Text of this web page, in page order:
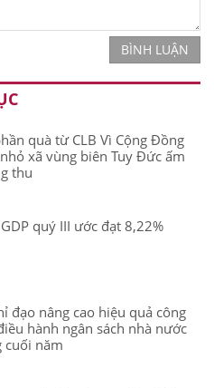
BÌNH LUẬN
quà từ CLB Vì Cộng Đồng
xã vùng biên Tuy Đức ấm
thu
quý III ước đạt 8,22%
đạo nâng cao hiệu quả công
hành ngân sách nhà nước
cuối năm